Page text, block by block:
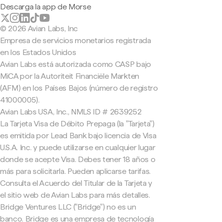
Descarga la app de Morse
© 2026 Avian Labs, Inc
Empresa de servicios monetarios registrada
en los Estados Unidos
Avian Labs está autorizada como CASP bajo
MiCA por la Autoriteit Financiële Markten
(AFM) en los Países Bajos (número de registro
41000005).
Avian Labs USA, Inc., NMLS ID # 2639252
La Tarjeta Visa de Débito Prepaga (la "Tarjeta")
es emitida por Lead Bank bajo licencia de Visa
U.S.A. Inc. y puede utilizarse en cualquier lugar
donde se acepte Visa. Debes tener 18 años o
más para solicitarla. Pueden aplicarse tarifas.
Consulta el Acuerdo del Titular de la Tarjeta y
el sitio web de Avian Labs para más detalles.
Bridge Ventures LLC ("Bridge") no es un
banco. Bridge es una empresa de tecnología